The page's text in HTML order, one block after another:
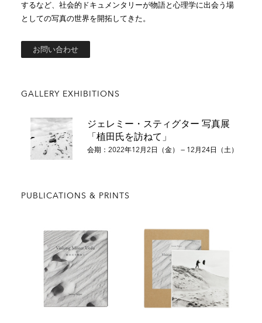
するなど、社会的ドキュメンタリーが物語と心理学に出会う場
としての写真の世界を開拓してきた。
お問い合わせ
GALLERY EXHIBITIONS
ジェレミー・スティグター 写真展
「植田氏を訪ねて」
会期：2022年12月2日（金） — 12月24日（土）
PUBLICATIONS & PRINTS